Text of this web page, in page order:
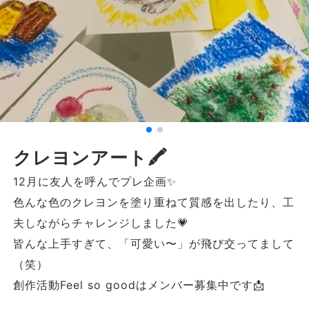
クレヨンアート🖍️
12月に友人を呼んでプレ企画✨
色んな色のクレヨンを塗り重ねて質感を出したり、工
夫しながらチャレンジしました💗
皆んな上手すぎて、「可愛い〜」が飛び交ってまして
（笑）
創作活動Feel so goodはメンバー募集中です📩